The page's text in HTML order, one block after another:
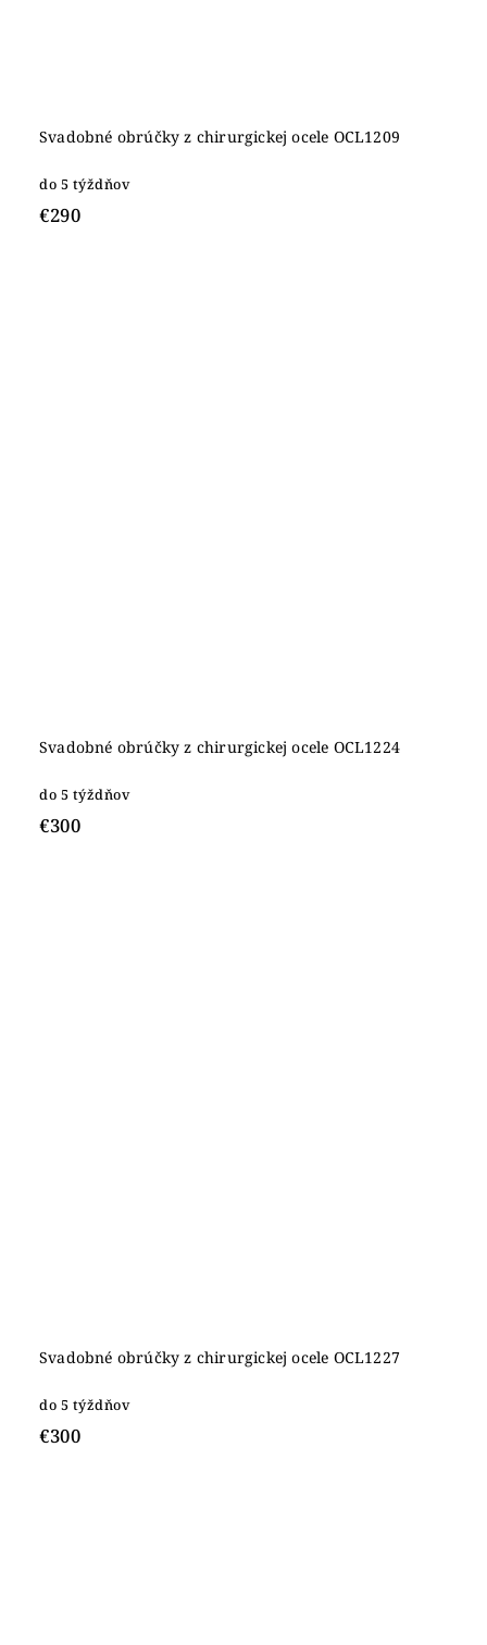
Svadobné obrúčky z chirurgickej ocele OCL1209
do 5 týždňov
€290
Svadobné obrúčky z chirurgickej ocele OCL1224
do 5 týždňov
€300
Svadobné obrúčky z chirurgickej ocele OCL1227
do 5 týždňov
€300